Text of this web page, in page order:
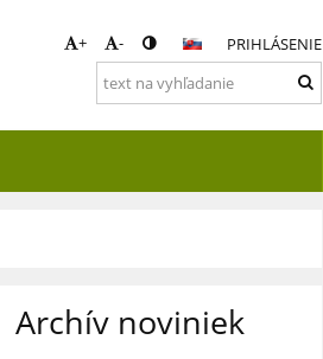
+ - PRIHLÁSENIE
Archív noviniek